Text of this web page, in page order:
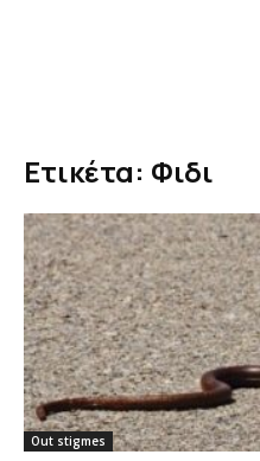
Ετικέτα: Φιδι
Out stigmes